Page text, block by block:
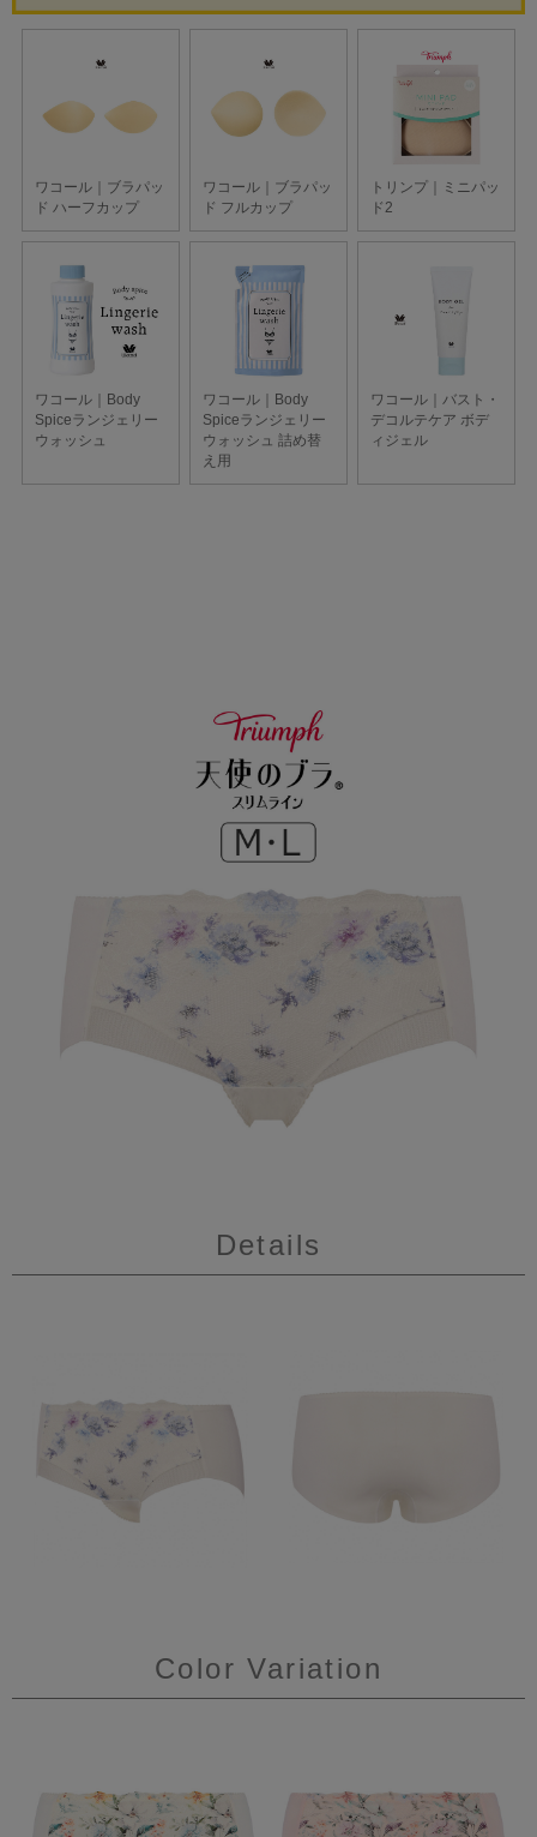
Details
Color Variation